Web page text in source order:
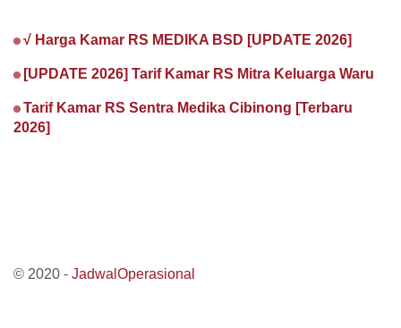
√ Harga Kamar RS MEDIKA BSD [UPDATE 2026]
[UPDATE 2026] Tarif Kamar RS Mitra Keluarga Waru
Tarif Kamar RS Sentra Medika Cibinong [Terbaru
2026]
© 2020 - JadwalOperasional